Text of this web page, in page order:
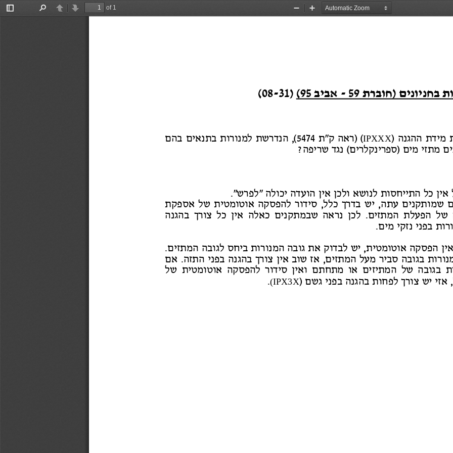
Toggle
PreviousNext
of 1
Zoom
Zoom
תם )חוברתבחניוני 59
- באבי 95
(
)
31
-
08
(
ה )ת ההגנמיד IPXXX ת"ה ק ( )רא 5474 םם בהת בתנאית למנורו
(, הנדרש
ה?ם( נגד שריפם)ספרינקלריזי מימת
אין הועדה יכול
לכן שא וכל התייחסות לנו .
ה "לפרש"
תשל אספק תה אוטומטיור להפסקלל, סידרך כש בדה, ים עתם שמותקני
הרך בהגנאין כל צו הם כאלה שבמתקנילכן נרא ם.ת המתזישל הפעל
.םפני נזקי מיתב
חס תבינורוה המק את גובש לבדוה אוטומטית, יאין הפסק ם.ההמתזילגוב
םה. אפני התזה ברך בהגנאין צו בזשום, אעלהמתזיביר מה סת בגוב
לת שה אוטומטיור להפסקאין סידם וו מתחתם אשל המתיזי הת בגוב
ם )פני גשהבתבהגנש צורך לפחוי (IPX3X
.